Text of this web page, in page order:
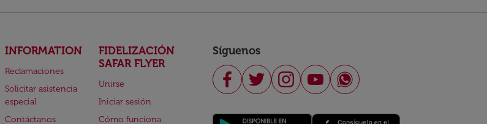
INFORMATION
Reclamaciones
Solicitar asistencia
especial
Contáctanos
FIDELIZACIÓN
SAFAR FLYER
Unirse
Iniciar sesión
Cómo funciona
Síguenos